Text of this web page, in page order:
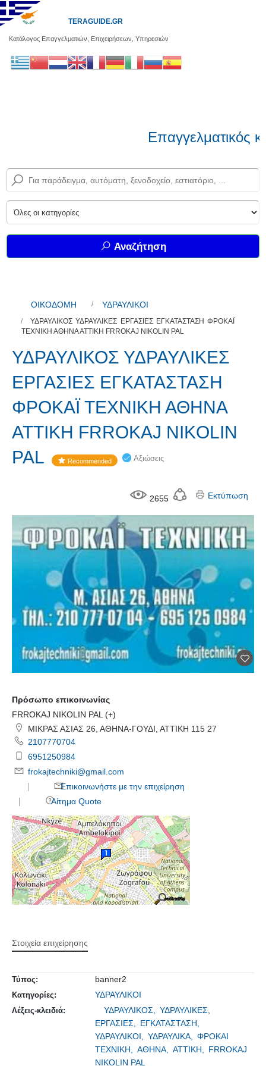
Κατάλογος Επαγγελματιών, Επιχειρήσεων, Υπηρεσιών
TERAGUIDE.GR
Επαγγελματικός
Αναζήτηση
ΟΙΚΟΔΟΜΗ ΥΔΡΑΥΛΙΚΟΙ
ΥΔΡΑΥΛΙΚΟΣ ΥΔΡΑΥΛΙΚΕΣ ΕΡΓΑΣΙΕΣ ΕΓΚΑΤΑΣΤΑΣΗ ΦΡΟΚΑΪ
ΤΕΧΝΙΚΗ ΑΘΗΝΑ ΑΤΤΙΚΗ FRROKAJ NIKOLIN PAL
ΥΔΡΑΥΛΙΚΟΣ ΥΔΡΑΥΛΙΚΕΣ
ΕΡΓΑΣΙΕΣ ΕΓΚΑΤΑΣΤΑΣΗ
ΦΡΟΚΑΪ ΤΕΧΝΙΚΗ ΑΘΗΝΑ
ΑΤΤΙΚΗ FRROKAJ NIKOLIN
PAL
Recommended Αξιώσεις
2655 Εκτύπωση
Πρόσωπο επικοινωνίας
FRROKAJ NIKOLIN PAL (+)
ΜΙΚΡΑΣ ΑΣΙΑΣ 26, ΑΘΗΝΑ-ΓΟΥΔΙ, ΑΤΤΙΚΗ 115 27
2107770704
6951250984
frokajtechniki@gmail.com
Επικοινωνήστε με την επιχείρηση
Αίτημα Quote
Στοιχεία επιχείρησης
Τύπος: banner2
Κατηγορίες: ΥΔΡΑΥΛΙΚΟΙ
Λέξεις-κλειδιά: ΥΔΡΑΥΛΙΚΟΣ,
ΥΔΡΑΥΛΙΚΕΣ,
ΕΡΓΑΣΙΕΣ,
ΕΓΚΑΤΑΣΤΑΣΗ,
ΥΔΡΑΥΛΙΚΟΙ,
ΥΔΡΑΥΛΙΚΑ,
ΦΡΟΚΑΙ
ΤΕΧΝΙΚΗ,
ΑΘΗΝΑ, ΑΤΤΙΚΗ,
FRROKAJ
NIKOLIN PAL